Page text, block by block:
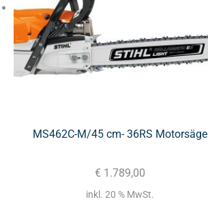
MS462C-M/45 cm- 36RS Motorsäge
€ 1.789,00
inkl. 20 % MwSt.